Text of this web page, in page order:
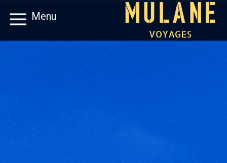
Menu
VOYAGES